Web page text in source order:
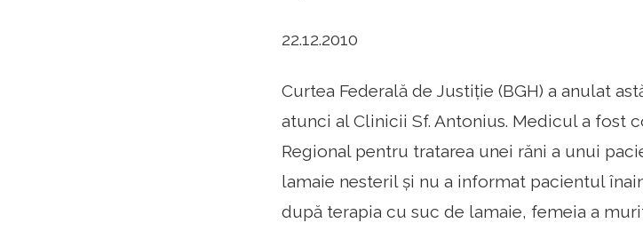
22.12.2010
Curtea Federală de Justiție (BGH) a anulat
atunci al Clinicii Sf. Antonius. Medicul a fost
Regional pentru tratarea unei răni a unui
lamaie nesteril și nu a informat pacientul
după terapia cu suc de lamaie, femeia a